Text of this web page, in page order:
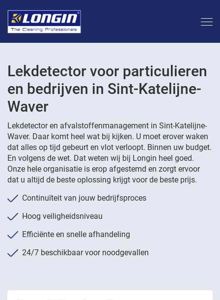
Lekdetector voor particulieren
en bedrijven in Sint-Katelijne-
Waver
Lekdetector en afvalstoffenmanagement in Sint-Katelijne-
Waver. Daar komt heel wat bij kijken. U moet erover waken
dat alles op tijd gebeurt en vlot verloopt. Binnen uw budget.
En volgens de wet. Dat weten wij bij Longin heel goed.
Onze hele organisatie is erop afgestemd en zorgt ervoor
dat u altijd de beste oplossing krijgt voor de beste prijs.
Continuïteit van jouw bedrijfsproces
Hoog veiligheidsniveau
Efficiënte en snelle afhandeling
24/7 beschikbaar voor noodgevallen